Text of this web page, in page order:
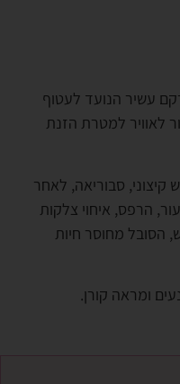
עשיר הנועד לעטוף
לאוויר למטרת הזנת
סבוריאה, לאחר
הרפס, איחוי צלקות
הסובל מחוסר חיות
ומראה קורן.